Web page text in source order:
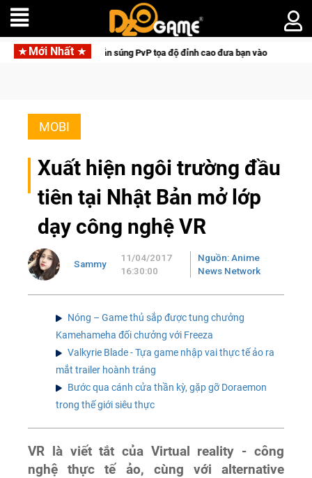
Mới Nhất
Game bắn súng PvP tọa độ đỉnh cao đưa bạn vào các chiến dịch lịch sử
MOBI
Xuất hiện ngôi trường đầu
tiên tại Nhật Bản mở lớp
dạy công nghệ VR
Sammy
11/04/2017
16:30:00
Nguồn: Anime
News Network
Nóng – Game thủ sắp được tung chưởng
Kamehameha đối chưởng với Freeza
Valkyrie Blade - Tựa game nhập vai thực tế ảo ra
mắt trailer hoành tráng
Bước qua cánh cửa thần kỳ, gặp gỡ Doraemon
trong thế giới siêu thực
VR là viết tắt của Virtual reality - công
nghệ thực tế ảo, cùng với alternative